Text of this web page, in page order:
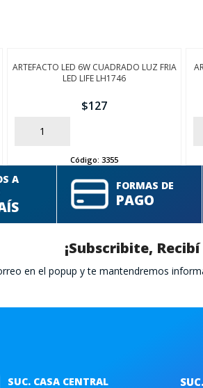
ARTEFACTO LED 6W CUADRADO LUZ FRIA
LED LIFE LH1746
$127
AÑADIR
Código:3355
A
FORMAS DE
PAGO
¡Subscribite,
en el popup y te mantendremos
SUC. CASA CENTRAL